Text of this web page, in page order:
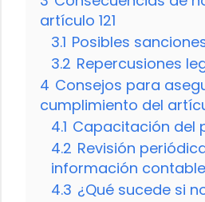
artículo 121
3.1 Posibles
3.2 Repercusiones
4 Consejos para
cumplimiento del
4.1 Capacitación del
4.2 Revisión
información contable
4.3 ¿Qué sucede si